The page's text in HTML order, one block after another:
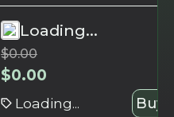
Loading...
$0.00
$0.00
Loading... Buy